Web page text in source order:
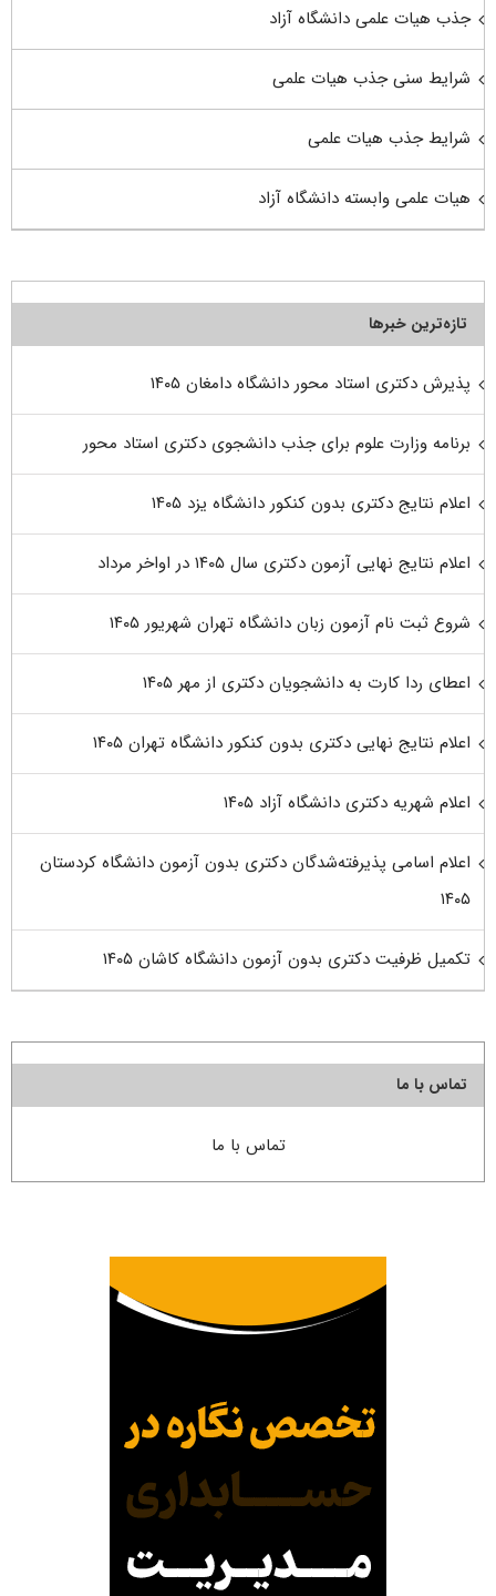
جذب هیات علمی دانشگاه آزاد
شرایط سنی جذب هیات علمی
شرایط جذب هیات علمی
هیات علمی وابسته دانشگاه آزاد
تازه‌ترین خبرها
پذیرش دکتری استاد محور دانشگاه دامغان ۱۴۰۵
برنامه وزارت علوم برای جذب دانشجوی دکتری استاد محور
اعلام نتایج دکتری بدون کنکور دانشگاه یزد ۱۴۰۵
اعلام نتایج نهایی آزمون دکتری سال ۱۴۰۵ در اواخر مرداد
شروع ثبت نام آزمون زبان دانشگاه تهران شهریور ۱۴۰۵
اعطای ردا کارت به دانشجویان دکتری از مهر ۱۴۰۵
اعلام نتایج نهایی دکتری بدون کنکور دانشگاه تهران ۱۴۰۵
اعلام شهریه دکتری دانشگاه آزاد ۱۴۰۵
اعلام اسامی پذیرفته‌شدگان دکتری بدون آزمون دانشگاه کردستان
۱۴۰۵
تکمیل ظرفیت دکتری بدون آزمون دانشگاه کاشان ۱۴۰۵
تماس با ما
تماس با ما